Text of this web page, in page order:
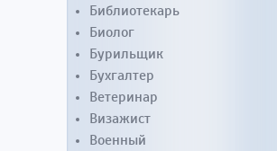
Библиотекарь
Биолог
Бурильщик
Бухгалтер
Ветеринар
Визажист
Военный